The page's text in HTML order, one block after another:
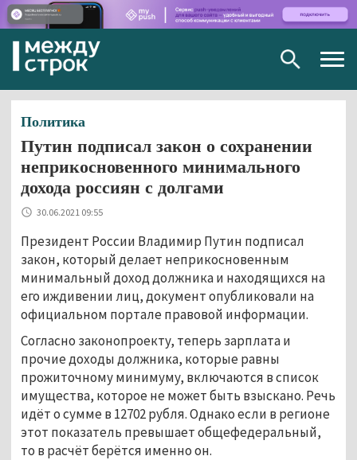
Политика
Путин подписал закон о сохранении
неприкосновенного минимального
дохода россиян с долгами
30.06.2021 09:55
Президент России Владимир Путин подписал
закон, который делает неприкосновенным
минимальный доход должника и находящихся на
его иждивении лиц, документ опубликовали на
официальном портале правовой информации.
Согласно законопроекту, теперь зарплата и
прочие доходы должника, которые равны
прожиточному минимуму, включаются в список
имущества, которое не может быть взыскано. Речь
идёт о сумме в 12702 рубля. Однако если в регионе
этот показатель превышает общефедеральный,
то в расчёт берётся именно он.